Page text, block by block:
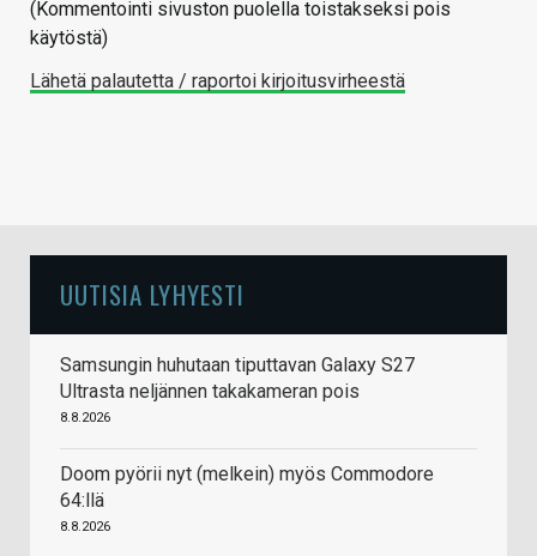
(Kommentointi sivuston puolella toistakseksi pois
käytöstä)
Lähetä palautetta / raportoi kirjoitusvirheestä
UUTISIA LYHYESTI
Samsungin huhutaan tiputtavan Galaxy S27
Ultrasta neljännen takakameran pois
8.8.2026
Doom pyörii nyt (melkein) myös Commodore
64:llä
8.8.2026